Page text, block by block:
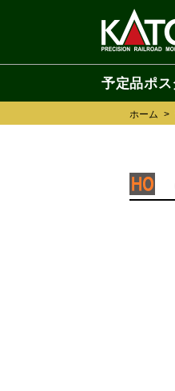
予定品ポス
ホーム >